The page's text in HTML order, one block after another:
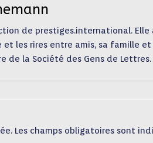
de prestiges.international.
et les rires entre amis, sa famille
de la Société des Gens de Lettres.
Les champs obligatoires sont